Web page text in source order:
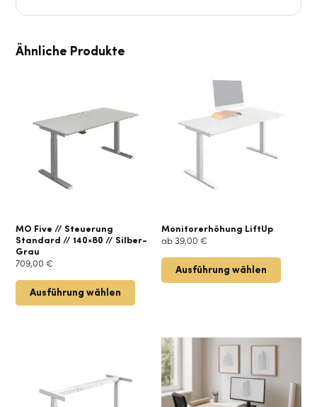
Ähnliche Produkte
MO Five // Steuerung
Standard // 140×80 // Silber-
Grau
709,00 €
Ausführung wählen
Monitorerhöhung LiftUp
ab39,00€
Ausführung wählen
mehrere
Varianten
Optionen
der
Produktseite
gewählt
werden
mehrere
Varianten